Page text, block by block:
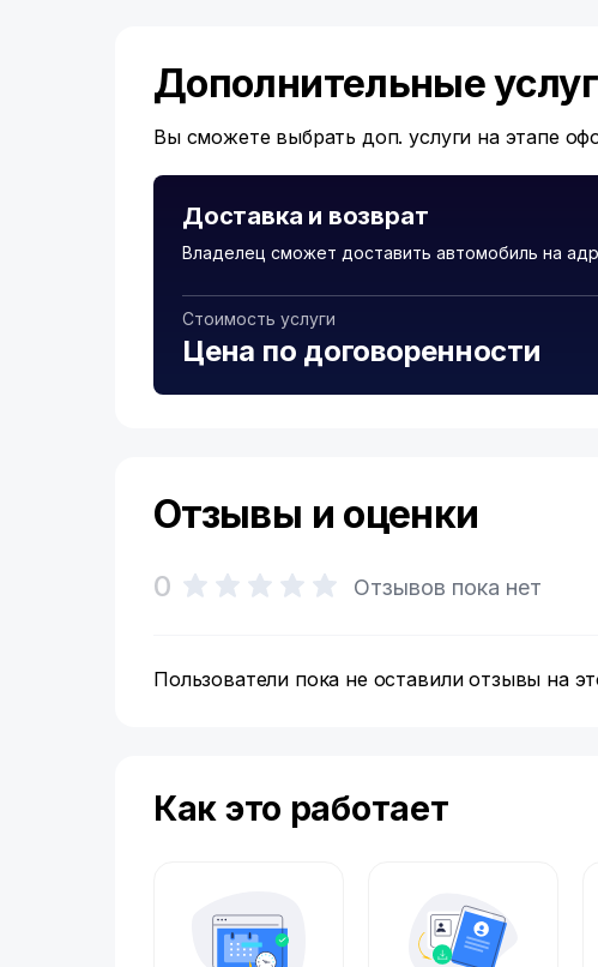
Дополнительные
Вы сможете выбрать доп. услуги на этапе
Доставка и возврат
Владелец сможет доставить автомобиль на
Стоимость услуги
Цена по договоренности
Отзывы и оценки
0 Отзывов пока нет
Пользователи пока не оставили отзывы на
Как это работает